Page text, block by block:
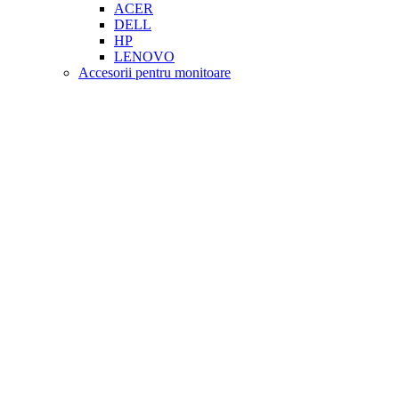
ACER
DELL
HP
LENOVO
Accesorii pentru monitoare